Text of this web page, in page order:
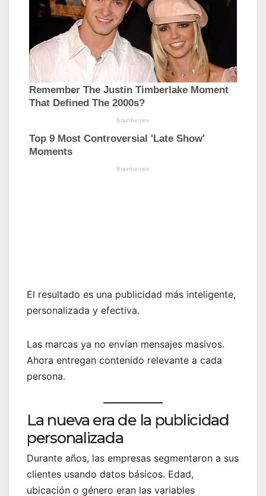
El resultado es una publicidad más inteligente,
personalizada y efectiva.
Las marcas ya no envían mensajes masivos.
Ahora entregan contenido relevante a cada
persona.
La nueva era de la publicidad
personalizada
Durante años, las empresas segmentaron a sus
clientes usando datos básicos. Edad,
ubicación o género eran las variables